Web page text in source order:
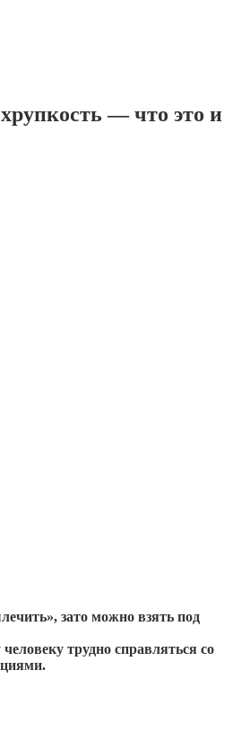
— что это и
зато можно взять под
трудно справляться со